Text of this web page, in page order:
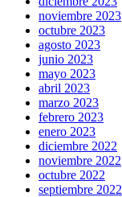
noviembre 2023
octubre 2023
agosto 2023
junio 2023
mayo 2023
abril 2023
marzo 2023
febrero 2023
enero 2023
diciembre 2022
noviembre 2022
octubre 2022
septiembre 2022